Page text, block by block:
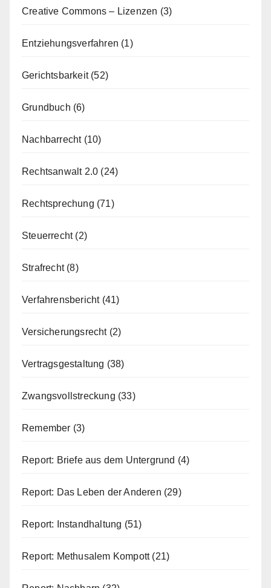
Creative Commons – Lizenzen (3)
Entziehungsverfahren (1)
Gerichtsbarkeit(52)
Grundbuch (6)
Nachbarrecht(10)
Rechtsanwalt 2.0 (24)
Rechtsprechung (71)
Steuerrecht(2)
Strafrecht(8)
Verfahrensbericht(41)
Versicherungsrecht(2)
Vertragsgestaltung (38)
Zwangsvollstreckung (33)
Remember (3)
Report: Briefe aus dem Untergrund (4)
Report: Das Leben der Anderen (29)
Report: Instandhaltung (51)
Report: Methusalem Kompott(21)